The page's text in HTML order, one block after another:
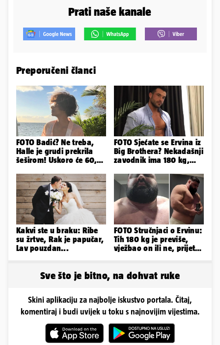
Prati naše kanale
Preporučeni članci
FOTO Badić? Ne treba,
Halle je grudi prekrila
šeširom! Uskoro će 60,
FOTO Sjećate se Ervina iz
Big Brothera? Nekadašnji
zavodnik ima 180 kg,
Kakvi ste u braku: Ribe
su žrtve, Rak je papučar,
Lav pouzdan...
FOTO Stručnjaci o Ervinu:
Tih 180 kg je previše,
vježbao on ili ne, prijete
Sve što je bitno, na dohvat ruke
Skini aplikaciju za najbolje iskustvo portala. Čitaj,
komentiraj i budi uvijek u toku s najnovijim vijestima.